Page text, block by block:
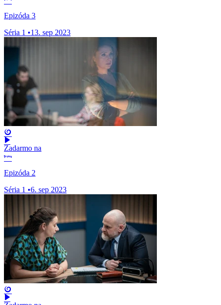
Epizóda 3
Séria 1 •13. sep 2023
Zadarmo na
Epizóda 2
Séria 1 •6. sep 2023